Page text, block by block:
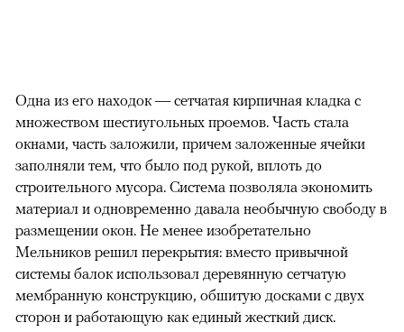
Одна из его находок — сетчатая кирпичная кладка с
множеством шестиугольных проемов. Часть стала
окнами, часть заложили, причем заложенные ячейки
заполняли тем, что было под рукой, вплоть до
строительного мусора. Система позволяла экономить
материал и одновременно давала необычную свободу в
размещении окон. Не менее изобретательно
Мельников решил перекрытия: вместо привычной
системы балок использовал деревянную сетчатую
мембранную конструкцию, обшитую досками с двух
сторон и работающую как единый жесткий диск.